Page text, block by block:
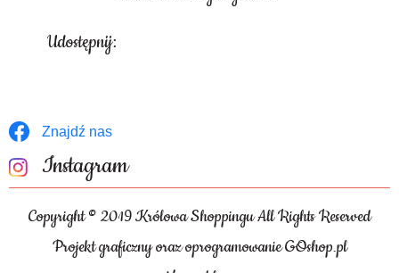
Udostępnij:
Znajdź nas
Instagram
Copyright © 2019 Królowa Shoppingu All Rights Reserved
Projekt graficzny oraz oprogramowanie GOshop.pl